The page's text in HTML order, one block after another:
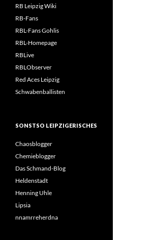
RB Leipzig Wiki
RB-Fans
RBL-Fans Gohlis
RBL-Homepage
RBLive
RBLObserver
Red Aces Leipzig
Schwabenballisten
SONSTSO LEIPZIGERISCHES
Chaosblogger
Chemieblogger
Das Schmand-Blog
Heldenstadt
Henning Uhle
Lipsia
nnamrreherdna